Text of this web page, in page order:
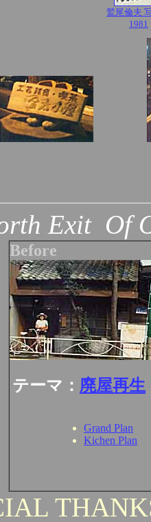
鷲尾倫夫
1981
Exit Of
Before
テーマ： 廃屋再生
Grand Plan
Kichen Plan